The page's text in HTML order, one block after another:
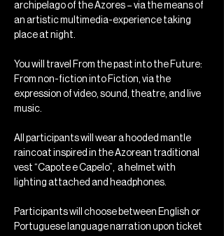
archipelago of the Azores – via the means of
an artistic multimedia-experience taking
place at night.
You will travel From the past into the Future:
From non-fiction into Fiction, via the
expression of video, sound, theatre, and live
music.
All participants will wear a hooded mantle
raincoat inspired in the Azorean traditional
vest “Capote e Capelo”,  a helmet with
lighting attached and headphones.
Participants will choose between English or
Portuguese language narration upon ticket